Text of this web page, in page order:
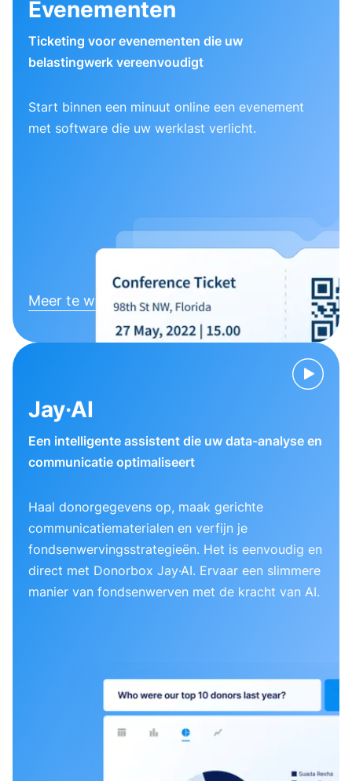
Evenementen
Ticketing voor evenementen die uw
belastingwerk vereenvoudigt
Start binnen een minuut online een evenement
met software die uw werklast verlicht.
Meer te weten komen
Jay·AI
Een intelligente assistent die uw data-analyse en
communicatie optimaliseert
Haal donorgegevens op, maak gerichte
communicatiematerialen en verfijn je
fondsenwervingsstrategieën. Het is eenvoudig en
direct met Donorbox Jay·AI. Ervaar een slimmere
manier van fondsenwerven met de kracht van AI.